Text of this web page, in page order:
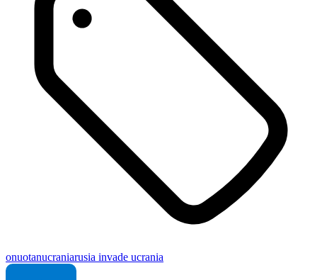
onuotanucraniarusia invade ucrania